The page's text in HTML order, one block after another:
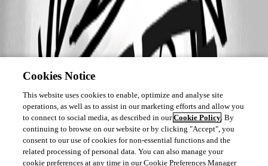
Cookies Notice
This website uses cookies to enable, optimize and analyse site
operations, as well as to assist in our marketing efforts and allow you
to connect to social media, as described in ourCookie Policy. By
continuing to browse on our website or by clicking "Accept", you
consent to our use of cookies for non-essential functions and the
related processing of personal data. You can also manage your
cookie preferences at any time in our Cookie Preferences Manager